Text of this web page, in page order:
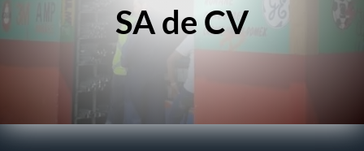
SA de CV